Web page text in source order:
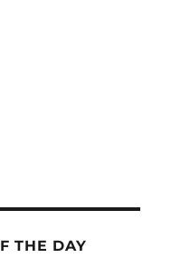
THE DAY